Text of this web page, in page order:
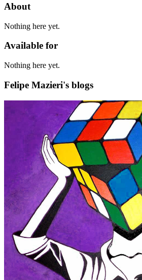
About
Nothing here yet.
Available for
Nothing here yet.
Felipe Mazieri's blogs